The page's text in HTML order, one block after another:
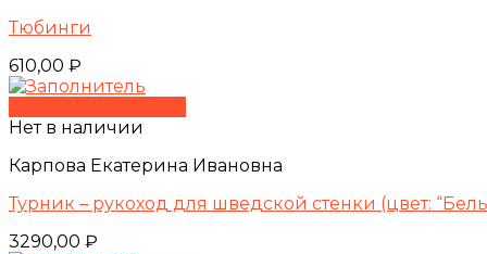
Тюбинги
610,00 ₽
Нет в наличии
Карпова Екатерина Ивановна
Турник – рукоход для шведской стенки (цвет:
3290,00 ₽